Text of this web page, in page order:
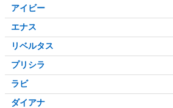
アイビー
エナス
リベルタス
プリシラ
ラビ
ダイアナ